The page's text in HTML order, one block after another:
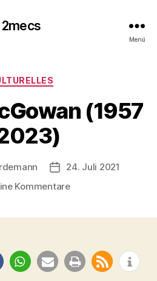
2mecs
Menü
Kategorien
(1957
Beitragsdatum
24. Juli 2021
Kommentarezu
2023)